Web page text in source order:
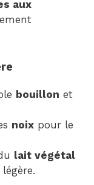
aux
bouillon et
noix pour le
lait végétal